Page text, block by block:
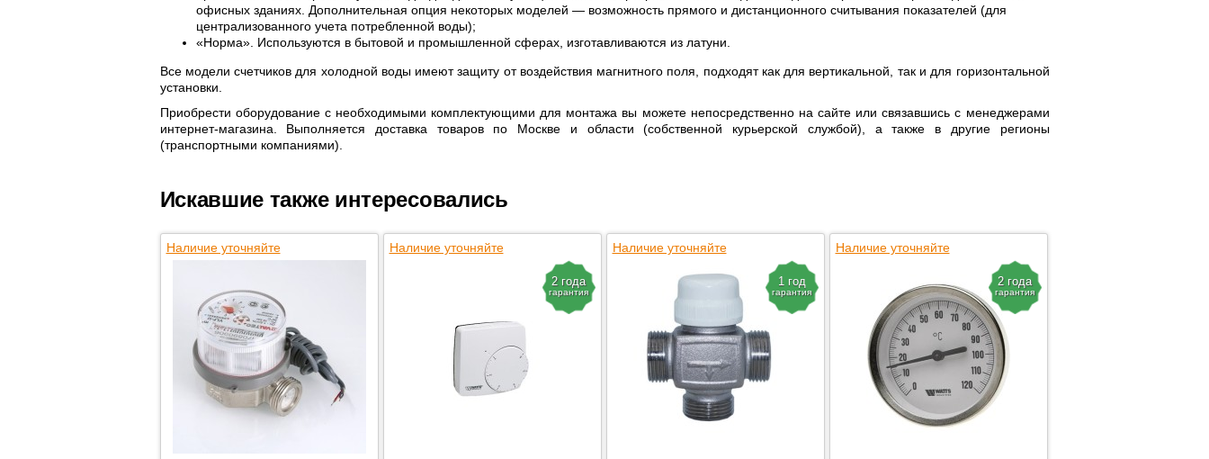
офисных зданиях. Дополнительная опция некоторых моделей — возможность прямого и дистанционного считывания показателей (для
централизованного учета потребленной воды);
«Норма». Используются в бытовой и промышленной сферах, изготавливаются из латуни.
Все модели счетчиков для холодной воды имеют защиту от воздействия магнитного поля, подходят как для вертикальной, так и для горизонтальной
установки.
Приобрести оборудование с необходимыми комплектующими для монтажа вы можете непосредственно на сайте или связавшись с менеджерами
интернет-магазина. Выполняется доставка товаров по Москве и области (собственной курьерской службой), а также в другие регионы
(транспортными компаниями).
Искавшие также интересовались
Наличие уточняйте Наличие уточняйте
2 года
гарантия
Наличие уточняйте
1 год
гарантия
Наличие уточняйте
2 года
гарантия